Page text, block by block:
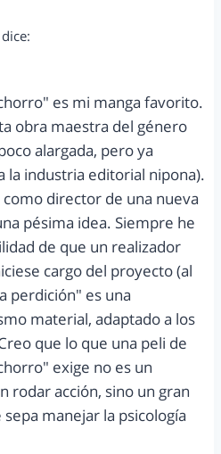
dice:
es mi manga favorito.
obra maestra del género
alargada, pero ya
la industria editorial nipona).
como director de una nueva
pésima idea. Siempre he
de que un realizador
cargo del proyecto (al
perdición" es una
material, adaptado a los
que lo que una peli de
exige no es un
rodar acción, sino un gran
manejar la psicología